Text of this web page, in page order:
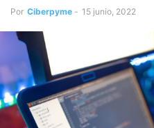
Por Ciberpyme - 15 junio, 2022